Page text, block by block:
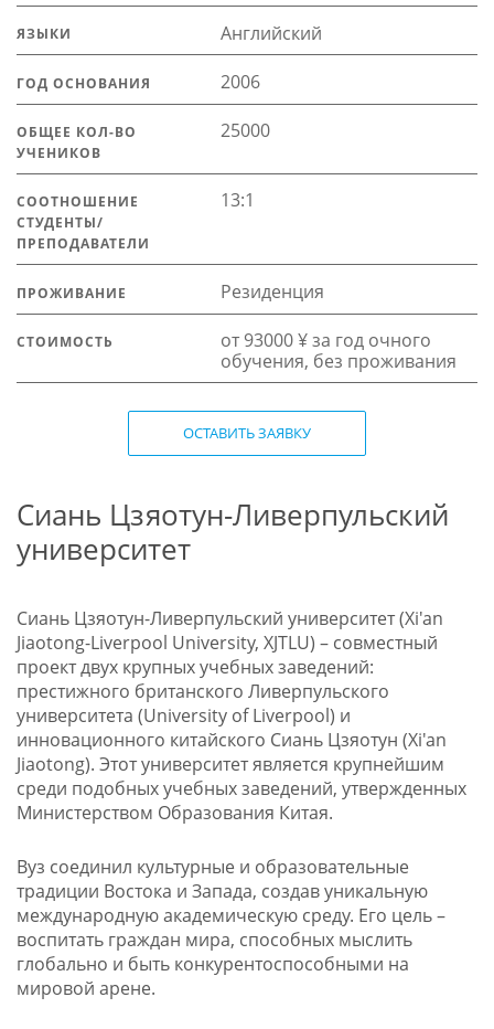
ЯЗЫКИ Английский
ГОД ОСНОВАНИЯ 2006
ОБЩЕЕ КОЛ-ВО
УЧЕНИКОВ
25000
СООТНОШЕНИЕ
СТУДЕНТЫ/
ПРЕПОДАВАТЕЛИ
13:1
ПРОЖИВАНИЕ Резиденция
СТОИМОСТЬ
от 93000 ¥ за год очного
обучения, без проживания
ОСТАВИТЬ ЗАЯВКУ
Сиань Цзяотун-Ливерпульский
университет
Сиань Цзяотун-Ливерпульский университет (Xi'an
Jiaotong-Liverpool University, XJTLU) – совместный
проект двух крупных учебных заведений:
престижного британского Ливерпульского
университета (University of Liverpool) и
инновационного китайского Сиань Цзяотун (Xi'an
Jiaotong). Этот университет является крупнейшим
среди подобных учебных заведений, утвержденных
Министерством Образования Китая.
Вуз соединил культурные и образовательные
традиции Востока и Запада, создав уникальную
международную академическую среду. Его цель –
воспитать граждан мира, способных мыслить
глобально и быть конкурентоспособными на
мировой арене.